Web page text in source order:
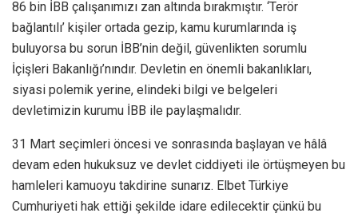
86 bin İBB çalışanımızı zan altında bırakmıştır. ‘Terör
bağlantılı’ kişiler ortada gezip, kamu kurumlarında iş
buluyorsa bu sorun İBB’nin değil, güvenlikten sorumlu
İçişleri Bakanlığı’nındır. Devletin en önemli bakanlıkları,
siyasi polemik yerine, elindeki bilgi ve belgeleri
devletimizin kurumu İBB ile paylaşmalıdır.
31 Mart seçimleri öncesi ve sonrasında başlayan ve hâlâ
devam eden hukuksuz ve devlet ciddiyeti ile örtüşmeyen bu
hamleleri kamuoyu takdirine sunarız. Elbet Türkiye
Cumhuriyeti hak ettiği şekilde idare edilecektir çünkü bu